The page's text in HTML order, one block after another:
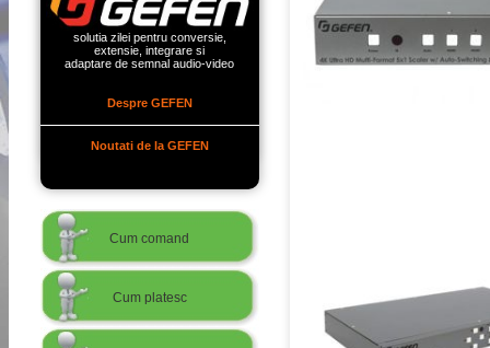
solutia zilei pentru conversie,
extensie, integrare si
adaptare de semnal audio-video
Despre GEFEN
Noutati de la GEFEN
Cum comand
Cum platesc